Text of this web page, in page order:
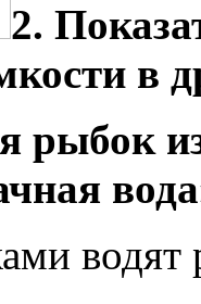
2.
в
рыбок